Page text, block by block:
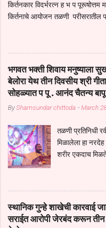
किर्तनकार विदर्भरत्न ह भ प पूरूषोत्तम
किर्तनाचे आयोजन तळणी परीसरातील
तुकाराम महाराज यांच्या *आपुला तो
नोहे* *येरती माईक दुःखाची जनीती*
सुंदर निरूपण केले सध्य स्थितीचा काळ
धर्ममंडपात बसलेली लोक ही खरच
जिवंत आहोत या महामारीतून जर
आधार आपल्याला घ्यावाच लागेल
आधार आहे सध्य स्थितीत मानव
सगळ्याना करून दीली आहे मनुष्याच्या
मोठा आधार असते परतू आज काल
भगवत भक्ती शिवाय मनुष्याला
बेलोरा येथ तीन दिवसीय श्री
सोहळ्यात प पू . आनंद चैतन्य बापू
ByShamsundar chittoda -March
तळणी प्रतिनिधी
मिळालेला हा
शरीर एकदाच मिळते
संचय सारखे
पुण्याचा संचय जर
प्राप्त झाल्याशिवाय
अनमोल आहे त्या
भगवत भंक्ती चे व
स्थानिक गुन्हे शाखेची कारवाई
सराईत आरोपी जेरबंद करून